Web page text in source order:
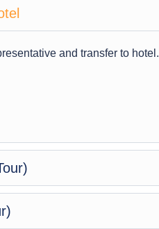
and transfer to hotel.